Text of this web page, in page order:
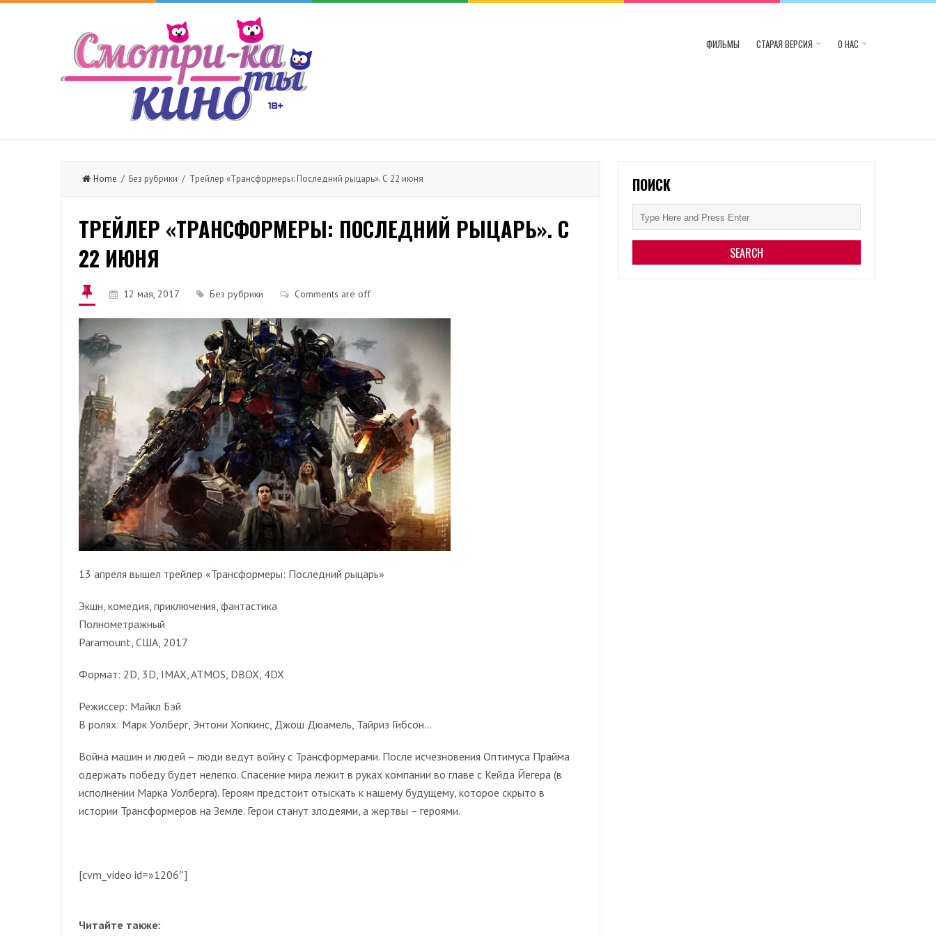
ФИЛЬМЫ СТАРАЯ ВЕРСИЯ О НАС
Home / Без рубрики / Трейлер «Трансформеры: Последний рыцарь». С 22 июня
ТРЕЙЛЕР «ТРАНСФОРМЕРЫ: ПОСЛЕДНИЙ РЫЦАРЬ». С
22 ИЮНЯ
12 мая, 2017 Без рубрики Comments are off
13 апреля вышел трейлер «Трансформеры: Последний рыцарь»
Экшн, комедия, приключения, фантастика
Полнометражный
Paramount, США, 2017
Формат: 2D, 3D, IMAX, ATMOS, DBOX, 4DX
Режиссер: Майкл Бэй
В ролях: Марк Уолберг, Энтони Хопкинс, Джош Дюамель, Тайриз Гибсон…
Война машин и людей – люди ведут войну с Трансформерами. После исчезновения Оптимуса Прайма
одержать победу будет нелегко. Спасение мира лежит в руках компании во главе с Кейда Йегера (в
исполнении Марка Уолберга). Героям предстоит отыскать к нашему будущему, которое скрыто в
истории Трансформеров на Земле. Герои станут злодеями, а жертвы – героями.
[cvm_video id=»1206″]
Читайте также:
ПОИСК